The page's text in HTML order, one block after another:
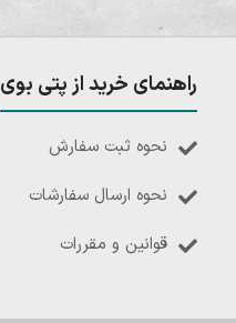
راهنمای خرید از پتی بوی
نحوه ثبت سفارش
نحوه ارسال سفارشات
قوانین و مقررات